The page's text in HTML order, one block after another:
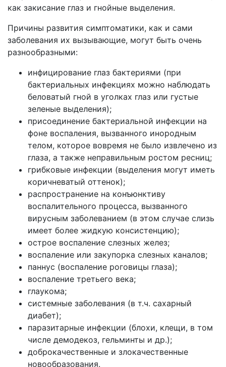
как закисание глаз и гнойные выделения.
Причины развития симптоматики, как и сами
заболевания их вызывающие, могут быть очень
разнообразными:
инфицирование глаз бактериями (при
бактериальных инфекциях можно наблюдать
беловатый гной в уголках глаз или густые
зеленые выделения);
присоединение бактериальной инфекции на
фоне воспаления, вызванного инородным
телом, которое вовремя не было извлечено из
глаза, а также неправильным ростом ресниц;
грибковые инфекции (выделения могут иметь
коричневатый оттенок);
распространение на конъюнктиву
воспалительного процесса, вызванного
вирусным заболеванием (в этом случае слизь
имеет более жидкую консистенцию);
острое воспаление слезных желез;
воспаление или закупорка слезных каналов;
паннус (воспаление роговицы глаза);
воспаление третьего века;
глаукома;
системные заболевания (в т.ч. сахарный
диабет);
паразитарные инфекции (блохи, клещи, в том
числе демодекоз, гельминты и др.);
доброкачественные и злокачественные
новообразования.